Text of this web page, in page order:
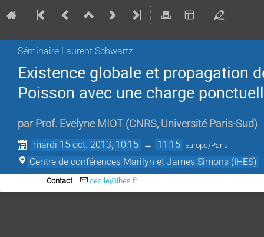
Séminaire Laurent Schwartz
Existence globale et propagation
Poisson avec une charge
par Prof. Evelyne MIOT (CNRS, Université Paris-Sud)
mardi 15 oct. 2013, 10:15 → 11:15 Europe/Paris
Centre de conférences Marilyn et James Simons (IHES)
Contact cecile@ihes.fr